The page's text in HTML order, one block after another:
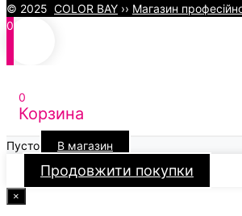
© 2025 COLOR BAY ›› Магазин
0
0
Корзина
Пусто В магазин
Продовжити покупки
×